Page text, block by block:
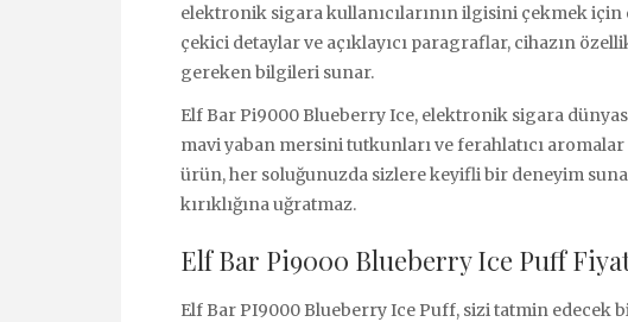
elektronik sigara kullanıcılarının ilgisini çekmek için
çekici detaylar ve açıklayıcı paragraflar, cihazın
gereken bilgileri sunar.
Elf Bar Pi9000 Blueberry Ice, elektronik sigara
mavi yaban mersini tutkunları ve ferahlatıcı
ürün, her soluğunuzda sizlere keyifli bir deneyim
kırıklığına uğratmaz.
Elf Bar Pi9000 Blueberry Ice Puff
Elf Bar PI9000 Blueberry Ice Puff, sizi tatmin edecek